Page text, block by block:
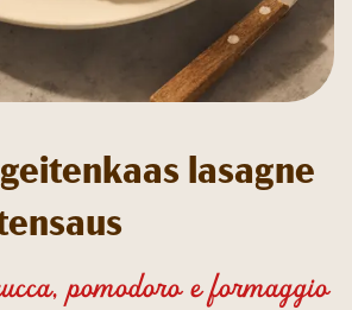
lasagne
pomodoro e formaggio